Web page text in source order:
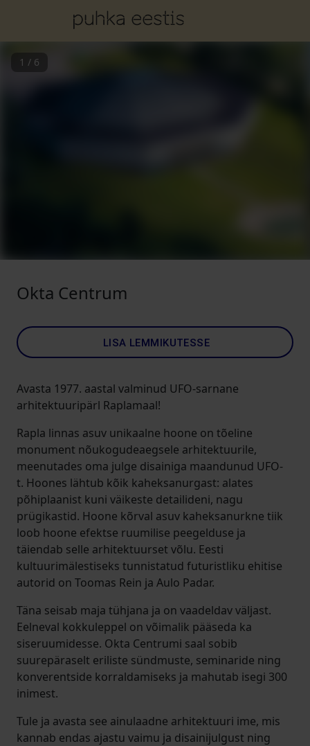
1 / 6
Okta Centrum
LISA LEMMIKUTESSE
Avasta 1977. aastal valminud UFO-sarnane
arhitektuuripärl Raplamaal!
Rapla linnas asuv unikaalne hoone on tõeline
monument nõukogudeaegsele arhitektuurile,
meenutades oma julge disainiga maandunud UFO-
t. Hoones lähtub kõik kaheksanurgast: alates
põhiplaanist kuni väikeste detailideni, nagu
prügikastid. Hoone kõrval asuv kaheksanurkne tiik
loob hoone efektse ruumilise peegelduse ja
täiendab selle arhitektuurset võlu. Eesti
kultuurimälestiseks tunnistatud futuristliku ehitise
autorid on Toomas Rein ja Aulo Padar.
Täna seisab maja tühjana ja on vaadeldav väljast.
Eelneval kokkuleppel on võimalik pääseda ka
siseruumidesse. Okta Centrumi saal sobib
suurepäraselt eriliste sündmuste, seminaride ning
konverentside korraldamiseks ja mahutab isegi 300
inimest.
Tule ja avasta see ainulaadne arhitektuuri ime, mis
kannab endas ajastu vaimu ja disainijulgust ning